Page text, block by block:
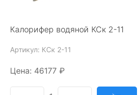
Калорифер водяной КСк 2-11
Артикул: КСк 2-11
Цена: 46177 ₽